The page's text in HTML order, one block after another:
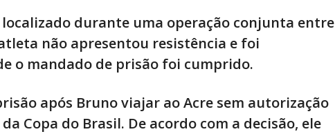
durante uma operação conjunta entre
não apresentou resistência e foi
o mandado de prisão foi cumprido.
após Bruno viajar ao Acre sem autorização
Copa do Brasil. De acordo com a decisão, ele